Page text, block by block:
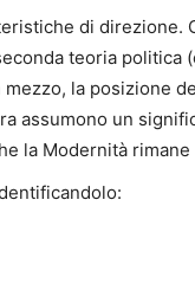
di direzione.
teoria politica
la posizione
assumono un
la Modernità